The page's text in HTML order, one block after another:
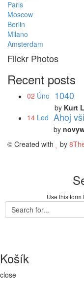
Paris
Moscow
Berlin
Milano
Amsterdam
Flickr Photos
Recent posts
02 Úno 1040
by Kurt
14 Led Ahoj
by
© Created with
by
Use this
Košík
close